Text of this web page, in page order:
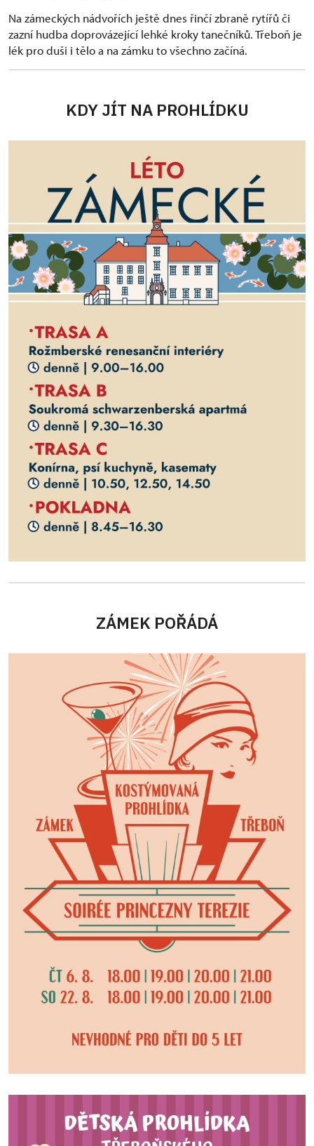
Na zámeckých nádvořích ještě dnes řinčí zbraně rytířů či
zazní hudba doprovázející lehké kroky tanečníků. Třeboň je
lék pro duši i tělo a na zámku to všechno začíná.
KDY JÍT NA PROHLÍDKU
ZÁMEK POŘÁDÁ